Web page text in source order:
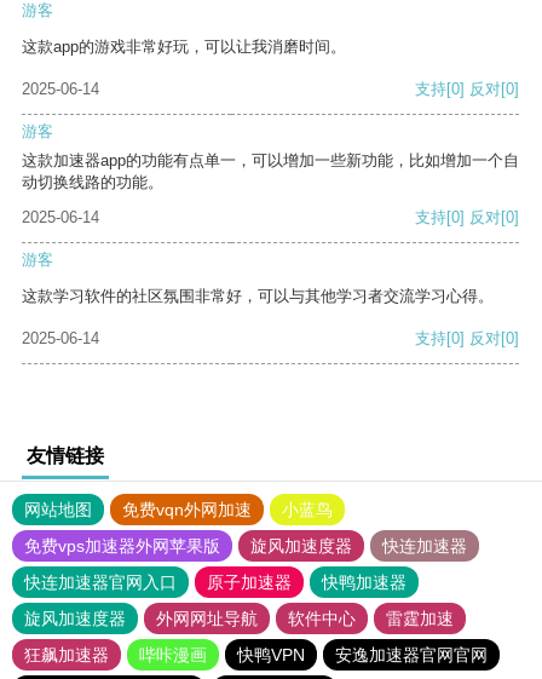
游客
这款app的游戏非常好玩，可以让我消磨时间。
2025-06-14 支持[0] 反对[0]
游客
这款加速器app的功能有点单一，可以增加一些新功能，比如增加一个自
动切换线路的功能。
2025-06-14
支持[0] 反对[0]
游客
这款学习软件的社区氛围非常好，可以与其他学习者交流学习心得。
2025-06-14 支持[0] 反对[0]
友情链接
网站地图 免费vqn外网加速
小蓝鸟
免费vps加速器外网苹果版
旋风加速度器
快连加速器
快连加速器官网入口
原子加速器
快鸭加速器
旋风加速度器
外网网址导航 软件中心
雷霆加速
狂飙加速器
哔咔漫画 快鸭VPN 安逸加速器官网官网